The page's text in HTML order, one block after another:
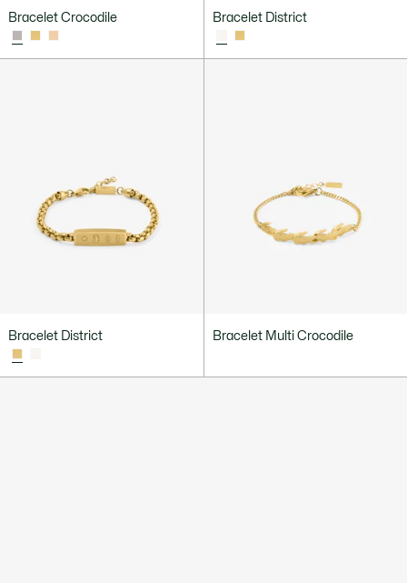
Bracelet Crocodile Bracelet District
Bracelet District Bracelet Multi Crocodile